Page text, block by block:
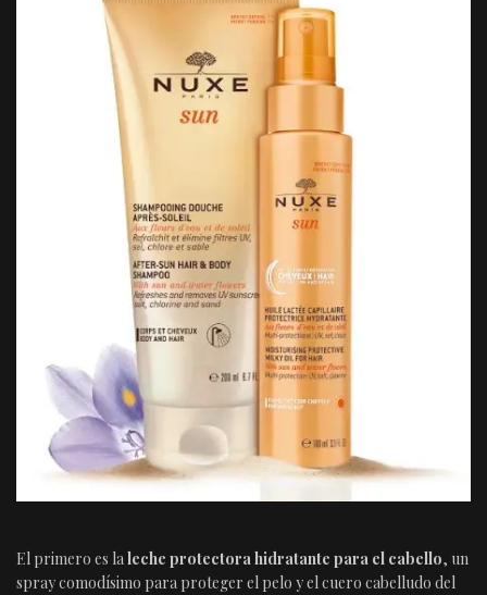
El primero es laleche protectora hidratante para el cabello, un
spray comodísimo para proteger el pelo y el cuero cabelludo del